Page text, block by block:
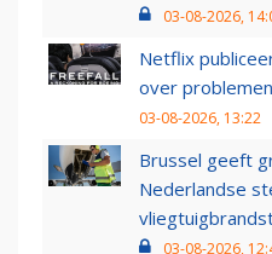
03-08-2026,
Netflix
over
03-08-2026, 13:22
Brussel geeft
Nederlandse
03-08-2026,